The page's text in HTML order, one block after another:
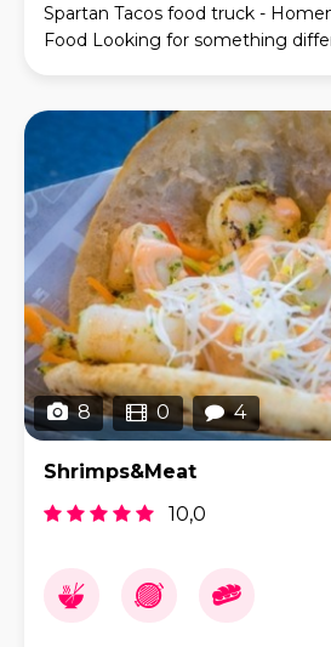
Spartan Tacos food truck -
Food Looking for something
8 0 4
Shrimps&Meat
10,0